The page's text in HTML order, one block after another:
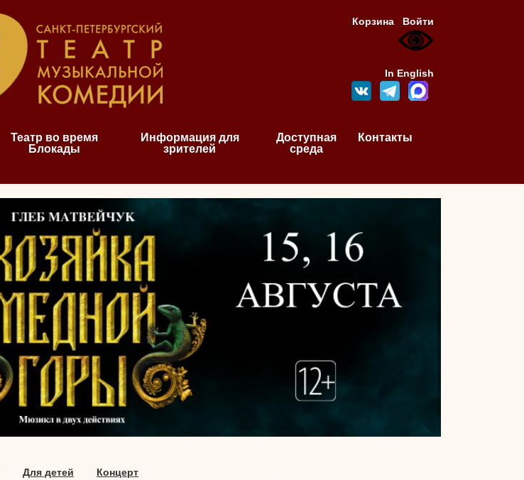
Корзина Войти
In English
Театр во время
Блокады
Информация для
зрителей
Доступная
среда
Контакты
Для детей Концерт